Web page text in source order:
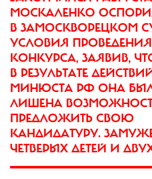
МОСКАЛЕНКО
В ЗАМОСКВОРЕЦКОМ
УСЛОВИЯ ПРОВЕДЕНИЯ
КОНКУРСА, ЗАЯВИВ,
В РЕЗУЛЬТАТЕ
МИНЮСТА РФ ОНА
ЛИШЕНА
ПРЕДЛОЖИТЬ СВОЮ
КАНДИДАТУРУ.
ЧЕТВЕРЫХ ДЕТЕЙ И